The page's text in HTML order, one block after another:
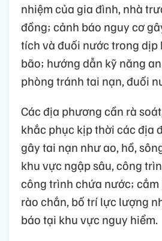
nhiệm của gia đình, nhà
đồng; cảnh báo nguy cơ
tích và đuối nước trong dịp
bão; hướng dẫn kỹ năng
phòng tránh tai nạn, đuối
Các địa phương cần rà
khắc phục kịp thời các địa
gây tai nạn như ao, hồ,
khu vực ngập sâu, công
công trình chứa nước; cắm
rào chắn, bố trí lực lượng
báo tại khu vực nguy hiểm.